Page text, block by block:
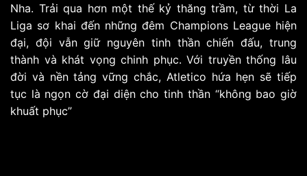
Nha. Trải qua hơn một thế kỷ thăng trầm, từ thời La
Liga sơ khai đến những đêm Champions League hiện
đại, đội vẫn giữ nguyên tinh thần chiến đấu, trung
thành và khát vọng chinh phục. Với truyền thống lâu
đời và nền tảng vững chắc, Atletico hứa hẹn sẽ tiếp
tục là ngọn cờ đại diện cho tinh thần “không bao giờ
khuất phục”